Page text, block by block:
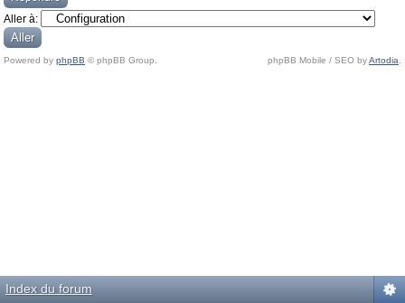
Aller à:
Powered by phpBB © phpBB Group. phpBB Mobile / SEO byArtodia
Index du forum